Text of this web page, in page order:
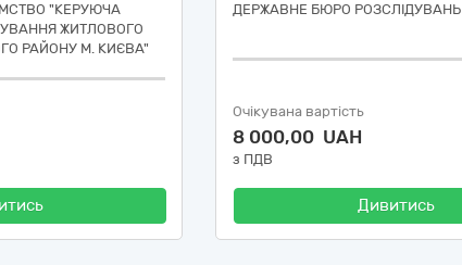
"КЕРУЮЧА
ЖИТЛОВОГО
РАЙОНУ М. КИЄВА"
ДЕРЖАВНЕ БЮРО РОЗСЛІДУВАНЬ
Очікувана вартість
8 000,00 UAH
з ПДВ
Дивитись